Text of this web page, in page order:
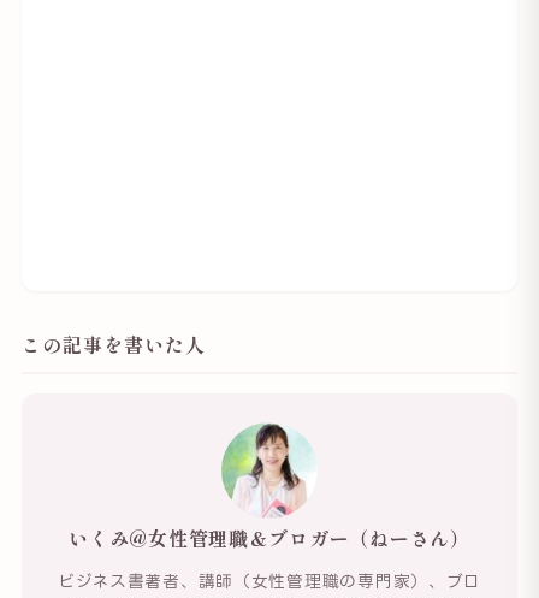
この記事を書いた人
いくみ@女性管理職＆ブロガー（ねーさん）
ビジネス書著者、講師（女性管理職の専門家）、ブロ